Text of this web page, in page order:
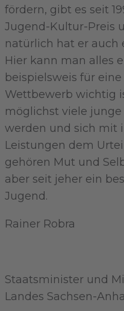
fördern, gibt es seit
Jugend-Kultur-Preis
natürlich hat er auch
Hier kann man alles
beispielsweis für
Wettbewerb wichtig
möglichst viele
werden und sich mit
Leistungen dem
gehören Mut und
aber seit jeher ein
Jugend.
Rainer Robra
Staatsminister und
Landes Sachsen-